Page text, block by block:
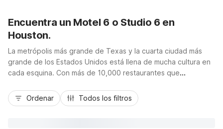
Mejor tarifa
Encuentra un Motel 6 o Studio 6 en
Houston.
La metrópolis más grande de Texas y la cuarta ciudad más
grande de los Estados Unidos está llena de mucha cultura en
cada esquina. Con más de 10,000 restaurantes que
Houston es considerada como una de las mejores escenas
culinarias del país.
Ordenar Todos los filtros